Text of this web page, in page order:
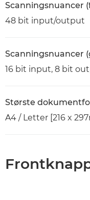
Scanningsnuancer
48 bit input/output
Scanningsnuancer
16 bit input, 8 bit
Største
A4 / Letter [216 x